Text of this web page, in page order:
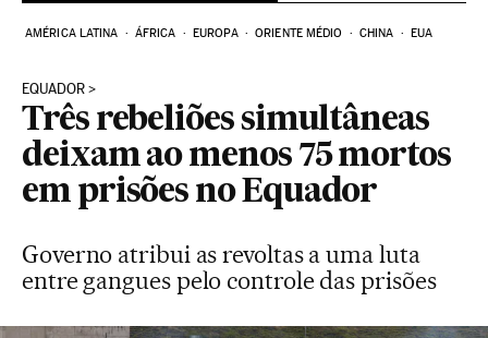
AMÉRICA LATINA ÁFRICA EUROPA ORIENTE MÉDIO CHINA EUA
EQUADOR
Três rebeliões simultâneas
deixam ao menos 75 mortos
em prisões no Equador
Governo atribui as revoltas a uma luta
entre gangues pelo controle das prisões